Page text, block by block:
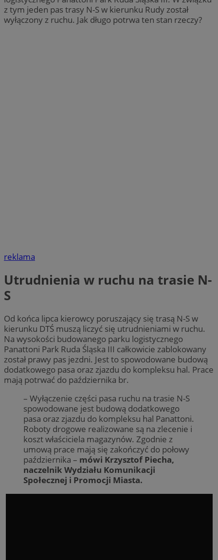
z tym jeden pas trasy N-S w kierunku Rudy został
wyłączony z ruchu. Jak długo potrwa ten stan rzeczy?
reklama
Utrudnienia w ruchu na trasie N-
S
Od końca lipca kierowcy poruszający się trasą N-S w
kierunku DTŚ muszą liczyć się utrudnieniami w ruchu.
Na wysokości budowanego parku logistycznego
Panattoni Park Ruda Śląska III całkowicie zablokowany
został prawy pas jezdni. Jest to spowodowane budową
dodatkowego pasa oraz zjazdu do kompleksu hal. Prace
mają potrwać do października br.
– Wyłączenie części pasa ruchu na trasie N-S
spowodowane jest budową dodatkowego
pasa oraz zjazdu do kompleksu hal Panattoni.
Roboty drogowe realizowane są na zlecenie i
koszt właściciela magazynów. Zgodnie z
umową prace mają się zakończyć do połowy
października – mówi Krzysztof Piecha,
naczelnik Wydziału Komunikacji
Społecznej i Promocji Miasta.